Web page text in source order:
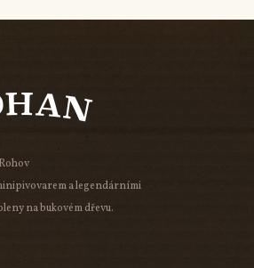
a legendárními
na bukovém dřevu.